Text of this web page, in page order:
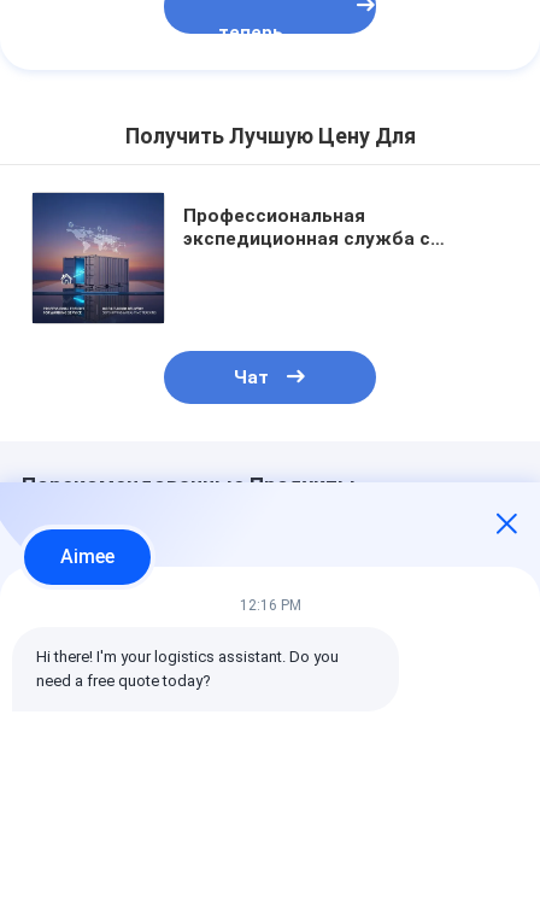
теперь
Получить Лучшую Цену Для
Профессиональная
экспедиционная служба с
Чат
Порекомендованные Продукты
Aimee
12:16 PM
Hi there! I'm your logistics assistant. Do you
need a free quote today?